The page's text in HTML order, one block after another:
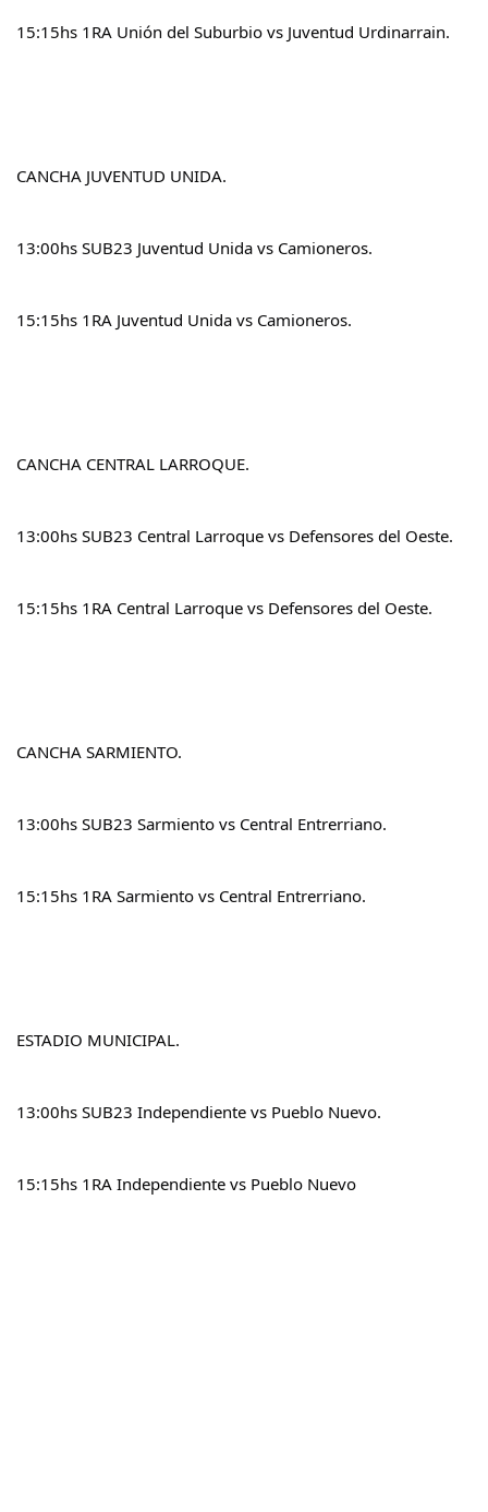
15:15hs 1RA Unión del Suburbio vs Juventud Urdinarrain.
CANCHA JUVENTUD UNIDA.
13:00hs SUB23 Juventud Unida vs Camioneros.
15:15hs 1RA Juventud Unida vs Camioneros.
CANCHA CENTRAL LARROQUE.
13:00hs SUB23 Central Larroque vs Defensores del Oeste.
15:15hs 1RA Central Larroque vs Defensores del Oeste.
CANCHA SARMIENTO.
13:00hs SUB23 Sarmiento vs Central Entrerriano.
15:15hs 1RA Sarmiento vs Central Entrerriano.
ESTADIO MUNICIPAL.
13:00hs SUB23 Independiente vs Pueblo Nuevo.
15:15hs 1RA Independiente vs Pueblo Nuevo